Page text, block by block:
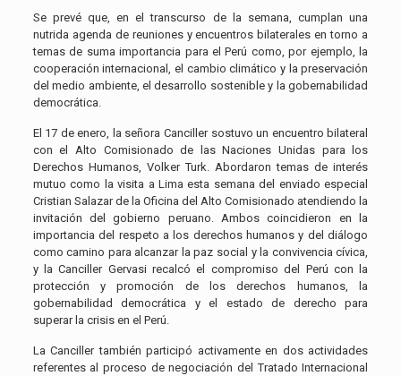
Se prevé que, en el transcurso de la semana, cumplan una
nutrida agenda de reuniones y encuentros bilaterales en torno a
temas de suma importancia para el Perú como, por ejemplo, la
cooperación internacional, el cambio climático y la preservación
del medio ambiente, el desarrollo sostenible y la gobernabilidad
democrática.
El 17 de enero, la señora Canciller sostuvo un encuentro bilateral
con el Alto Comisionado de las Naciones Unidas para los
Derechos Humanos, Volker Turk. Abordaron temas de interés
mutuo como la visita a Lima esta semana del enviado especial
Cristian Salazar de la Oficina del Alto Comisionado atendiendo la
invitación del gobierno peruano. Ambos coincidieron en la
importancia del respeto a los derechos humanos y del diálogo
como camino para alcanzar la paz social y la convivencia cívica,
y la Canciller Gervasi recalcó el compromiso del Perú con la
protección y promoción de los derechos humanos, la
gobernabilidad democrática y el estado de derecho para
superar la crisis en el Perú.
La Canciller también participó activamente en dos actividades
referentes al proceso de negociación del Tratado Internacional